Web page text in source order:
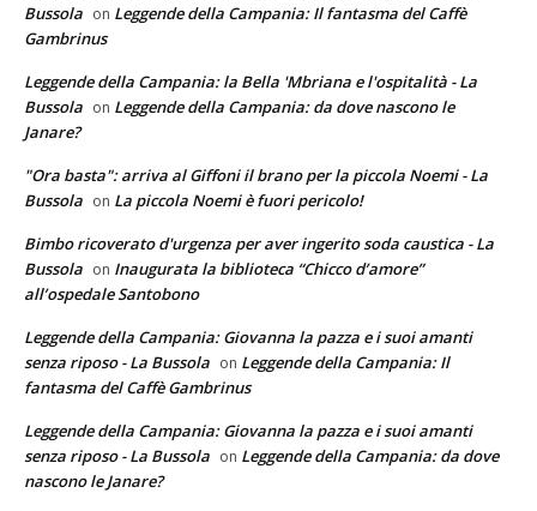
Bussola on Leggende della Campania: Il fantasma del Caffè
Gambrinus
Leggende della Campania: la Bella 'Mbriana e l'ospitalità - La
Bussola on Leggende della Campania: da dove nascono le
Janare?
"Ora basta": arriva al Giffoni il brano per la piccola Noemi - La
Bussola on La piccola Noemi è fuori pericolo!
Bimbo ricoverato d'urgenza per aver ingerito soda caustica - La
Bussola on Inaugurata la biblioteca “Chicco d’amore”
all’ospedale Santobono
Leggende della Campania: Giovanna la pazza e i suoi amanti
senza riposo - La Bussola on Leggende della Campania: Il
fantasma del Caffè Gambrinus
Leggende della Campania: Giovanna la pazza e i suoi amanti
senza riposo - La Bussola on Leggende della Campania: da dove
nascono le Janare?